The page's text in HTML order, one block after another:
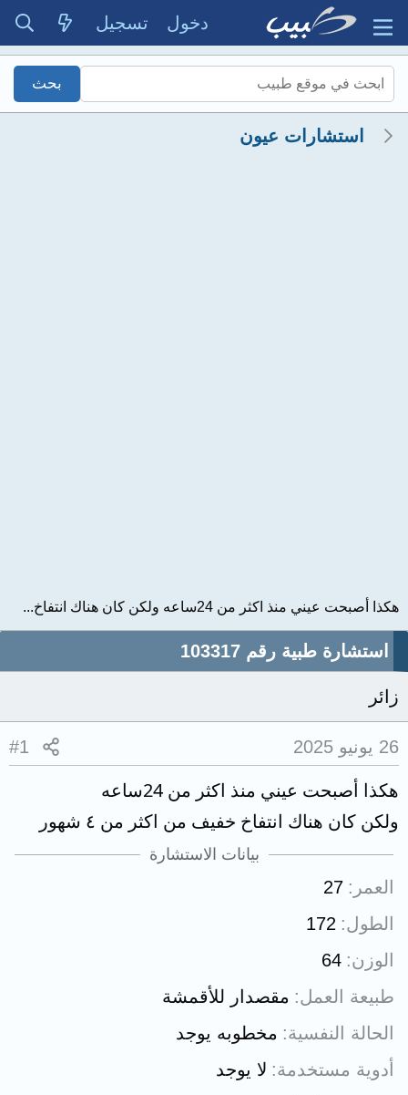
دخول تسجيل
استشارات عيون
هكذا أصبحت عيني منذ اكثر من 24ساعه ولكن كان هناك انتفاخ...
استشارة طبية رقم 103317
زائر
26 يونيو 2025 #1
هكذا أصبحت عيني منذ اكثر من 24ساعه
ولكن كان هناك انتفاخ خفيف من اكثر من ٤ شهور
بيانات الاستشارة
العمر
27
الطول 172
الوزن 64
طبيعة العمل
مقصدار للأقمشة
الحالة النفسية
مخطوبه يوجد
أدوية مستخدمة لا يوجد